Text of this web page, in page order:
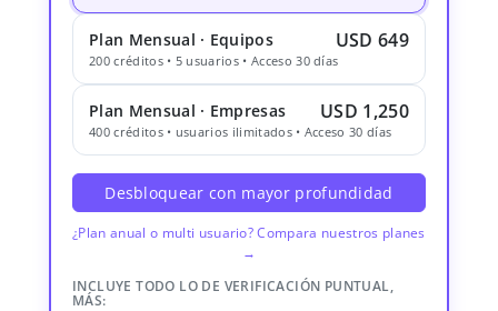
Plan Mensual · Equipos USD 649
200 créditos • 5 usuarios • Acceso 30 días
Plan Mensual · Empresas USD 1,250
400 créditos • usuarios ilimitados • Acceso 30 días
Desbloquear con mayor profundidad
¿Plan anual o multi usuario? Compara nuestros planes
→
INCLUYE TODO LO DE VERIFICACIÓN PUNTUAL,
MÁS: